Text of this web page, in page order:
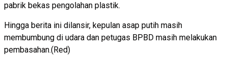
pabrik bekas pengolahan plastik.
Hingga berita ini dilansir, kepulan asap putih masih
membumbung di udara dan petugas BPBD masih melakukan
pembasahan.(Red)